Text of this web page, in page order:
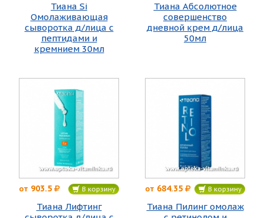
Тиана Si
Омолаживающая
сыворотка д/лица с
пептидами и
кремнием 30мл
Тиана Абсолютное
совершенство
дневной крем д/лица
50мл
от 903.5 В корзину
Тиана Лифтинг
от 684.35 В корзину
Тиана Пилинг омолаж